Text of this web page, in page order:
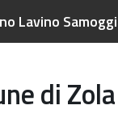
Lavino
di